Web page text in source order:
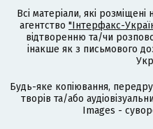
Всі матеріали, які
агентство "Інтерфакс-
відтворенню та/чи
інакше як з письмового
Будь-яке копіювання,
творів та/або
Images -